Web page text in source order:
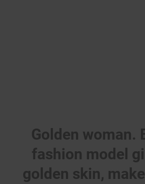
Golden woman.
fashion model
golden skin,